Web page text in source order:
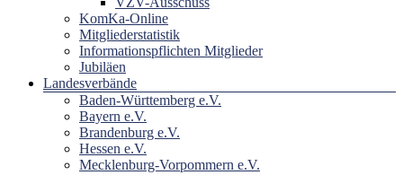
KomKa-Online
Mitgliederstatistik
Informationspflichten Mitglieder
Jubiläen
Landesverbände
Baden-Württemberg e.V.
Bayern e.V.
Brandenburg e.V.
Hessen e.V.
Mecklenburg-Vorpommern e.V.